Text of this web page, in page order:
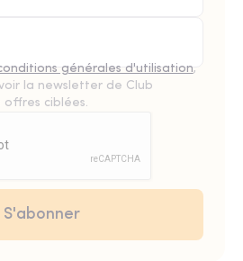
générales d'utilisation,
la newsletter de Club
ciblées.